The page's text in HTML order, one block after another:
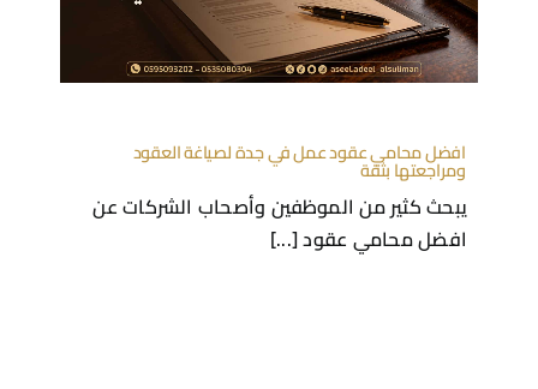
افضل محامي عقود عمل في جدة لصياغة العقود
ومراجعتها بثقة
يبحث كثير من الموظفين وأصحاب الشركات عن
افضل محامي عقود [...]